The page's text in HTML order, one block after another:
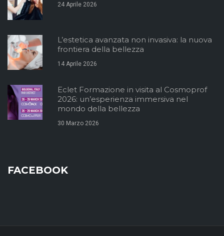
24 Aprile 2026
L’estetica avanzata non invasiva: la nuova
frontiera della bellezza
14 Aprile 2026
Eclet Formazione in visita al Cosmoprof
2026: un’esperienza immersiva nel
mondo della bellezza
30 Marzo 2026
FACEBOOK